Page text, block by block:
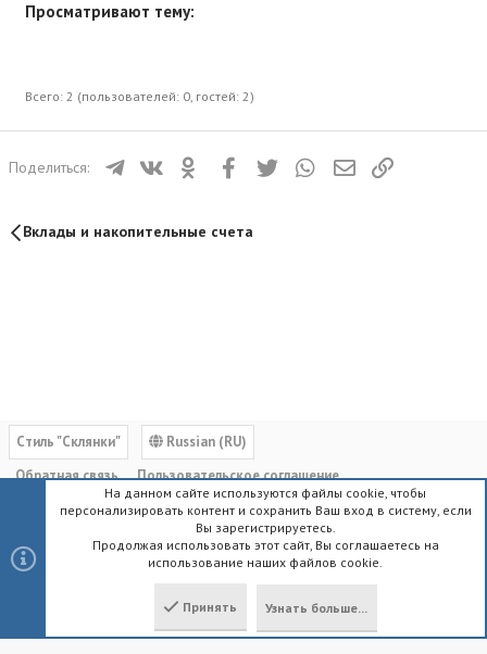
Просматривают тему:
Всего: 2 (пользователей: 0, гостей: 2)
Поделиться: ТелеграмВКонтактеОдноклассники
FacebookTwitter WhatsAppЭлектронная почта
Вклады и накопительные счета
Cтиль "Склянки"
Russian (RU)
Обратная связь
Пользовательское соглашение
Политика конфиденциальности
Помощь Главная
R
S
Community platform by XenForo® © 2010-2023 XenForo Ltd.
XenForo.Info
На данном сайте используются файлы cookie, чтобы
персонализировать контент и сохранить Ваш вход в систему, если
Вы зарегистрируетесь.
Продолжая использовать этот сайт, Вы соглашаетесь на
использование наших файлов cookie.
Принять Узнать больше...